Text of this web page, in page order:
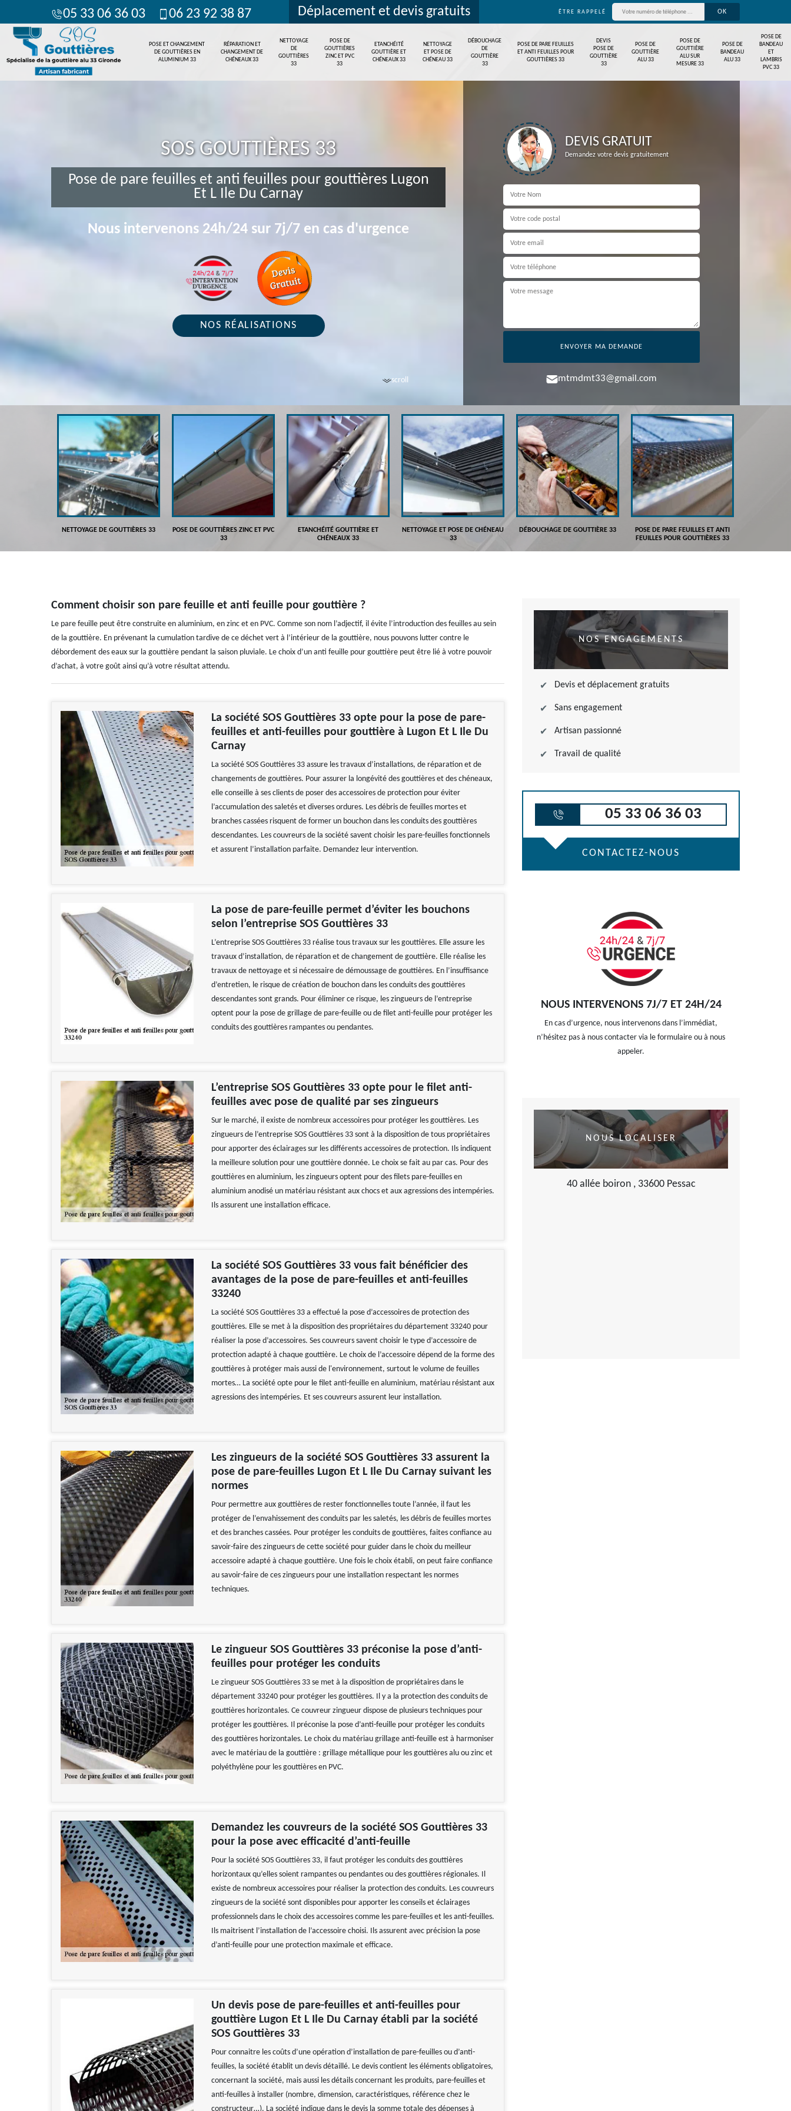
05 33 06 36 03 06 23 92 38 87 Déplacement et devis gratuits ÊTRE RAPPELÉ
POSE ET CHANGEMENT
DE GOUTTIÈRES EN
ALUMINIUM 33
RÉPARATION ET
CHANGEMENT DE
CHÉNEAUX 33
NETTOYAGE
DE
GOUTTIÈRES
33
POSE DE
GOUTTIÈRES
ZINC ET PVC
33
ETANCHÉITÉ
GOUTTIÈRE ET
CHÉNEAUX 33
NETTOYAGE
ET POSE DE
CHÉNEAU 33
DÉBOUCHAGE
DE
GOUTTIÈRE
33
POSE DE PARE FEUILLES
ET ANTI FEUILLES POUR
GOUTTIÈRES 33
DEVIS
POSE DE
GOUTTIÈRE
33
POSE DE
GOUTTIÈRE
ALU 33
POSE DE
GOUTTIÈRE
ALU SUR
MESURE 33
POSE DE
BANDEAU
ALU 33
POSE DE
BANDEAU
ET
LAMBRIS
PVC 33
scroll
SOS GOUTTIÈRES 33
Pose de pare feuilles et anti feuilles pour gouttières Lugon
Et L Ile Du Carnay
Nous intervenons 24h/24 sur 7j/7 en cas d'urgence
NOS RÉALISATIONS
DEVIS GRATUIT
Demandez votre devis gratuitement
mtmdmt33@gmail.com
NETTOYAGE DE GOUTTIÈRES 33
POSE DE GOUTTIÈRES ZINC ET PVC
33
ETANCHÉITÉ GOUTTIÈRE ET
CHÉNEAUX 33
NETTOYAGE ET POSE DE CHÉNEAU
33
DÉBOUCHAGE DE GOUTTIÈRE 33
POSE DE PARE FEUILLES ET ANTI
FEUILLES POUR GOUTTIÈRES 33
Comment choisir son pare feuille et anti feuille pour gouttière ?
Le pare feuille peut être construite en aluminium, en zinc et en PVC. Comme son nom l’adjectif, il évite l’introduction des feuilles au sein
de la gouttière. En prévenant la cumulation tardive de ce déchet vert à l’intérieur de la gouttière, nous pouvons lutter contre le
débordement des eaux sur la gouttière pendant la saison pluviale. Le choix d’un anti feuille pour gouttière peut être lié à votre pouvoir
d’achat, à votre goût ainsi qu’à votre résultat attendu.
La société SOS Gouttières 33 opte pour la pose de pare-
feuilles et anti-feuilles pour gouttière à Lugon Et L Ile Du
Carnay
La société SOS Gouttières 33 assure les travaux d’installations, de réparation et de
changements de gouttières. Pour assurer la longévité des gouttières et des chéneaux,
elle conseille à ses clients de poser des accessoires de protection pour éviter
l’accumulation des saletés et diverses ordures. Les débris de feuilles mortes et
branches cassées risquent de former un bouchon dans les conduits des gouttières
descendantes. Les couvreurs de la société savent choisir les pare-feuilles fonctionnels
et assurent l’installation parfaite. Demandez leur intervention.
La pose de pare-feuille permet d’éviter les bouchons
selon l’entreprise SOS Gouttières 33
L’entreprise SOS Gouttières 33 réalise tous travaux sur les gouttières. Elle assure les
travaux d’installation, de réparation et de changement de gouttière. Elle réalise les
travaux de nettoyage et si nécessaire de démoussage de gouttières. En l’insuffisance
d’entretien, le risque de création de bouchon dans les conduits des gouttières
descendantes sont grands. Pour éliminer ce risque, les zingueurs de l’entreprise
optent pour la pose de grillage de pare-feuille ou de filet anti-feuille pour protéger les
conduits des gouttières rampantes ou pendantes.
L’entreprise SOS Gouttières 33 opte pour le filet anti-
feuilles avec pose de qualité par ses zingueurs
Sur le marché, il existe de nombreux accessoires pour protéger les gouttières. Les
zingueurs de l’entreprise SOS Gouttières 33 sont à la disposition de tous propriétaires
pour apporter des éclairages sur les différents accessoires de protection. Ils indiquent
la meilleure solution pour une gouttière donnée. Le choix se fait au par cas. Pour des
gouttières en aluminium, les zingueurs optent pour des filets pare-feuilles en
aluminium anodisé un matériau résistant aux chocs et aux agressions des intempéries.
Ils assurent une installation efficace.
La société SOS Gouttières 33 vous fait bénéficier des
avantages de la pose de pare-feuilles et anti-feuilles
33240
La société SOS Gouttières 33 a effectué la pose d’accessoires de protection des
gouttières. Elle se met à la disposition des propriétaires du département 33240 pour
réaliser la pose d’accessoires. Ses couvreurs savent choisir le type d’accessoire de
protection adapté à chaque gouttière. Le choix de l’accessoire dépend de la forme des
gouttières à protéger mais aussi de l'environnement, surtout le volume de feuilles
mortes… La société opte pour le filet anti-feuille en aluminium, matériau résistant aux
agressions des intempéries. Et ses couvreurs assurent leur installation.
Les zingueurs de la société SOS Gouttières 33 assurent la
pose de pare-feuilles Lugon Et L Ile Du Carnay suivant les
normes
Pour permettre aux gouttières de rester fonctionnelles toute l’année, il faut les
protéger de l’envahissement des conduits par les saletés, les débris de feuilles mortes
et des branches cassées. Pour protéger les conduits de gouttières, faites confiance au
savoir-faire des zingueurs de cette société pour guider dans le choix du meilleur
accessoire adapté à chaque gouttière. Une fois le choix établi, on peut faire confiance
au savoir-faire de ces zingueurs pour une installation respectant les normes
techniques.
Le zingueur SOS Gouttières 33 préconise la pose d’anti-
feuilles pour protéger les conduits
Le zingueur SOS Gouttières 33 se met à la disposition de propriétaires dans le
département 33240 pour protéger les gouttières. Il y a la protection des conduits de
gouttières horizontales. Ce couvreur zingueur dispose de plusieurs techniques pour
protéger les gouttières. Il préconise la pose d’anti-feuille pour protéger les conduits
des gouttières horizontales. Le choix du matériau grillage anti-feuille est à harmoniser
avec le matériau de la gouttière : grillage métallique pour les gouttières alu ou zinc et
polyéthylène pour les gouttières en PVC.
Demandez les couvreurs de la société SOS Gouttières 33
pour la pose avec efficacité d’anti-feuille
Pour la société SOS Gouttières 33, il faut protéger les conduits des gouttières
horizontaux qu’elles soient rampantes ou pendantes ou des gouttières régionales. Il
existe de nombreux accessoires pour réaliser la protection des conduits. Les couvreurs
zingueurs de la société sont disponibles pour apporter les conseils et éclairages
professionnels dans le choix des accessoires comme les pare-feuilles et les anti-feuilles.
Ils maitrisent l’installation de l’accessoire choisi. Ils assurent avec précision la pose
d’anti-feuille pour une protection maximale et efficace.
Un devis pose de pare-feuilles et anti-feuilles pour
gouttière Lugon Et L Ile Du Carnay établi par la société
SOS Gouttières 33
Pour connaitre les coûts d’une opération d’installation de pare-feuilles ou d’anti-
feuilles, la société établit un devis détaillé. Le devis contient les éléments obligatoires,
concernant la société, mais aussi les détails concernant les produits, pare-feuilles et
anti-feuilles à installer (nombre, dimension, caractéristiques, référence chez le
constructeur…). La société indique dans le devis la somme totale des dépenses à
NOS ENGAGEMENTS
Devis et déplacement gratuits
Sans engagement
Artisan passionné
Travail de qualité
05 33 06 36 03
CONTACTEZ-NOUS
NOUS INTERVENONS 7J/7 ET 24H/24
En cas d’urgence, nous intervenons dans l’immédiat,
n’hésitez pas à nous contacter via le formulaire ou à nous
appeler.
NOUS LOCALISER
40 allée boiron , 33600 Pessac